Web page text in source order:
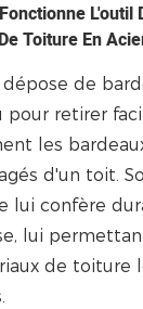
L'outil
Toiture En
de
pour retirer
les
d'un toit.
lui confère
lui
de toiture